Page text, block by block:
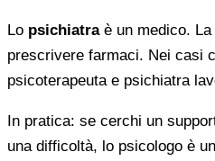
Lo psichiatraè un medico. La
prescrivere farmaci. Nei casi
psicoterapeuta e psichiatra
In pratica: se cerchi un
una difficoltà, lo psicologo è